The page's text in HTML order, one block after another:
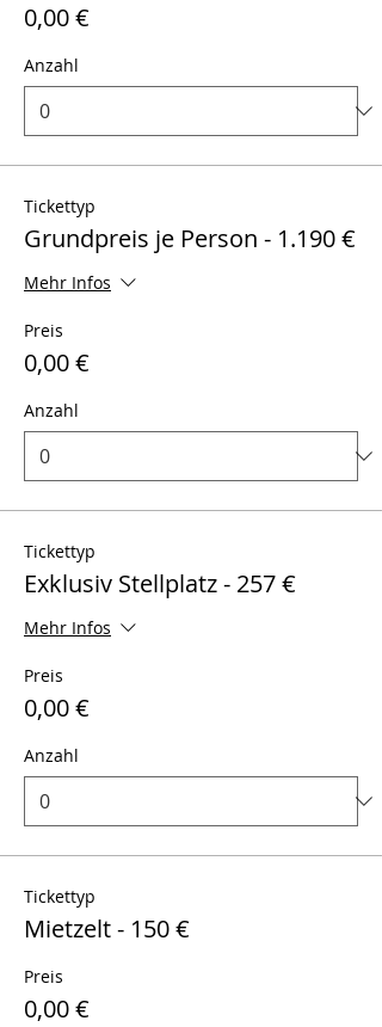
0,00 €
Anzahl
Tickettyp
Grundpreis je Person - 1.190 €
Mehr Infos
Preis
0,00 €
Anzahl
Tickettyp
Exklusiv Stellplatz - 257 €
Mehr Infos
Preis
0,00 €
Anzahl
Tickettyp
Mietzelt - 150 €
Preis
0,00 €